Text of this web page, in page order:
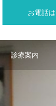
お電話
診療案内